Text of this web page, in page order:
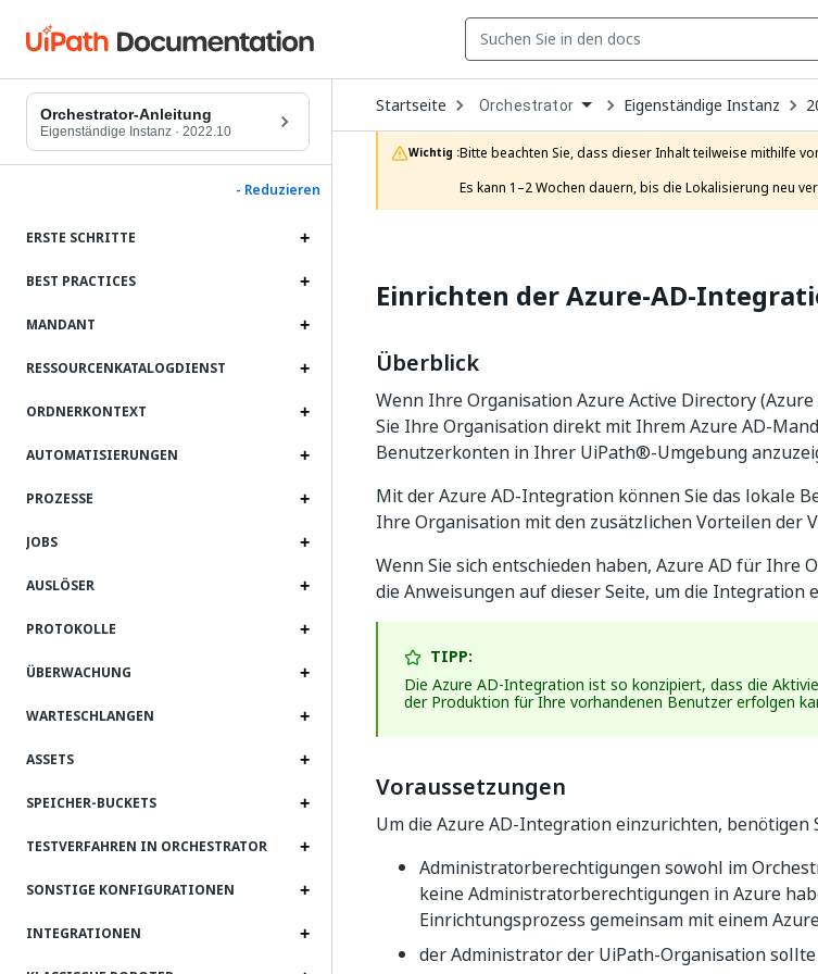
Orchestrator-Anleitung
Eigenständige Instanz · 2022.10
- Reduzieren
ERSTE SCHRITTE
BEST PRACTICES
MANDANT
RESSOURCENKATALOGDIENST
ORDNERKONTEXT
AUTOMATISIERUNGEN
PROZESSE
JOBS
AUSLÖSER
PROTOKOLLE
ÜBERWACHUNG
WARTESCHLANGEN
ASSETS
SPEICHER-BUCKETS
TESTVERFAHREN IN ORCHESTRATOR
SONSTIGE KONFIGURATIONEN
INTEGRATIONEN
Startseite Open
Dropdown
to
choose
product
Orchestrator Eigenständige Instanz
Wichtig :Bitte beachten Sie, dass dieser Inhalt teilweise mithilfe
Es kann 1–2 Wochen dauern, bis die Lokalisierung neu
Einrichten der Azure-AD-
Überblick
Wenn Ihre Organisation Azure Active Directory
Sie Ihre Organisation direkt mit Ihrem Azure AD-
Benutzerkonten in Ihrer UiPath®-Umgebung
Mit der Azure AD-Integration können Sie das lokale
Ihre Organisation mit den zusätzlichen Vorteilen der
Wenn Sie sich entschieden haben, Azure AD für Ihre
die Anweisungen auf dieser Seite, um die Integration
TIPP:
Die Azure AD-Integration ist so konzipiert, dass die
der Produktion für Ihre vorhandenen Benutzer erfolgen
Voraussetzungen
Um die Azure AD-Integration einzurichten, benötigen
Administratorberechtigungen sowohl im
keine Administratorberechtigungen in Azure
Einrichtungsprozess gemeinsam mit einem
der Administrator der UiPath-Organisation